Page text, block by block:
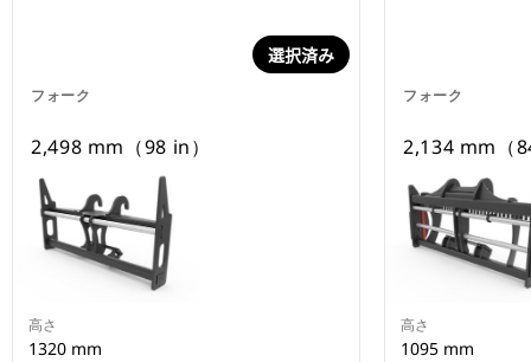
フォーク
選択済み
2,498 mm（98 in）
高さ
1320 mm
フォーク
2,134 mm（
高さ
1095 mm